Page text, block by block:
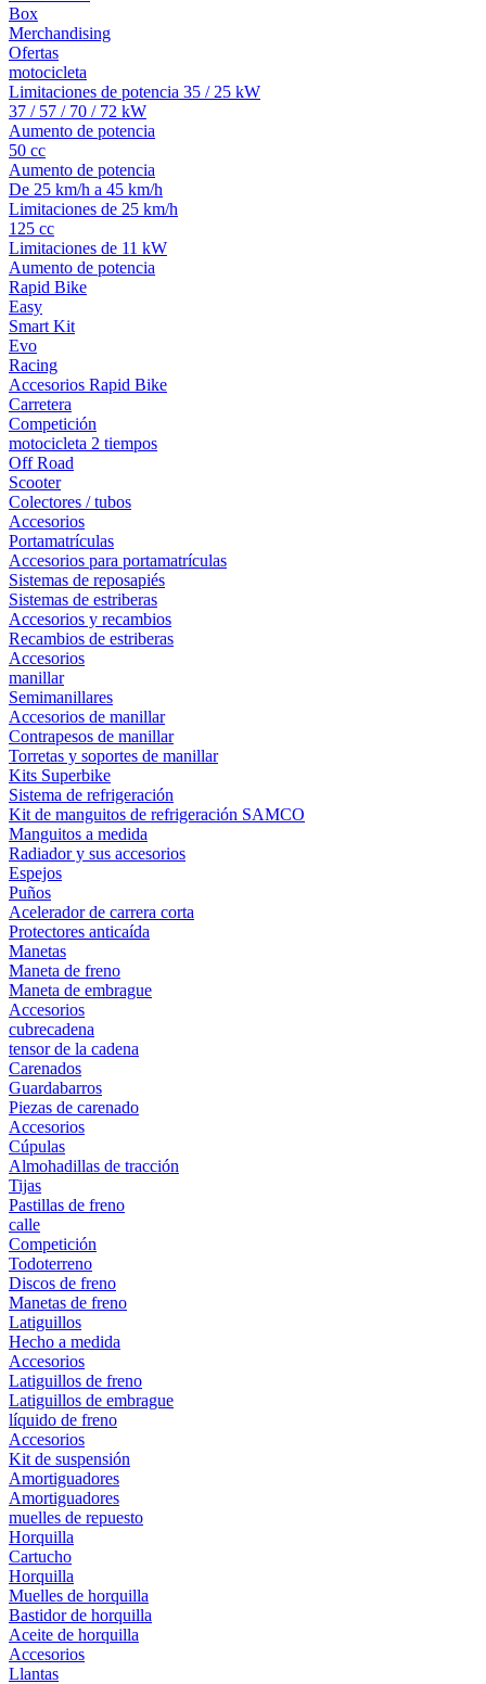
Box
Merchandising
Ofertas
motocicleta
Limitaciones de potencia 35 / 25 kW
37 / 57 / 70 / 72 kW
Aumento de potencia
50 cc
Aumento de potencia
De 25 km/h a 45 km/h
Limitaciones de 25 km/h
125 cc
Limitaciones de 11 kW
Aumento de potencia
Rapid Bike
Easy
Smart Kit
Evo
Racing
Accesorios Rapid Bike
Carretera
Competición
motocicleta 2 tiempos
Off Road
Scooter
Colectores / tubos
Accesorios
Portamatrículas
Accesorios para portamatrículas
Sistemas de reposapiés
Sistemas de estriberas
Accesorios y recambios
Recambios de estriberas
Accesorios
manillar
Semimanillares
Accesorios de manillar
Contrapesos de manillar
Torretas y soportes de manillar
Kits Superbike
Sistema de refrigeración
Kit de manguitos de refrigeración SAMCO
Manguitos a medida
Radiador y sus accesorios
Espejos
Puños
Acelerador de carrera corta
Protectores anticaída
Manetas
Maneta de freno
Maneta de embrague
Accesorios
cubrecadena
tensor de la cadena
Carenados
Guardabarros
Piezas de carenado
Accesorios
Cúpulas
Almohadillas de tracción
Tijas
Pastillas de freno
calle
Competición
Todoterreno
Discos de freno
Manetas de freno
Latiguillos
Hecho a medida
Accesorios
Latiguillos de freno
Latiguillos de embrague
líquido de freno
Accesorios
Kit de suspensión
Amortiguadores
Amortiguadores
muelles de repuesto
Horquilla
Cartucho
Horquilla
Muelles de horquilla
Bastidor de horquilla
Aceite de horquilla
Accesorios
Llantas